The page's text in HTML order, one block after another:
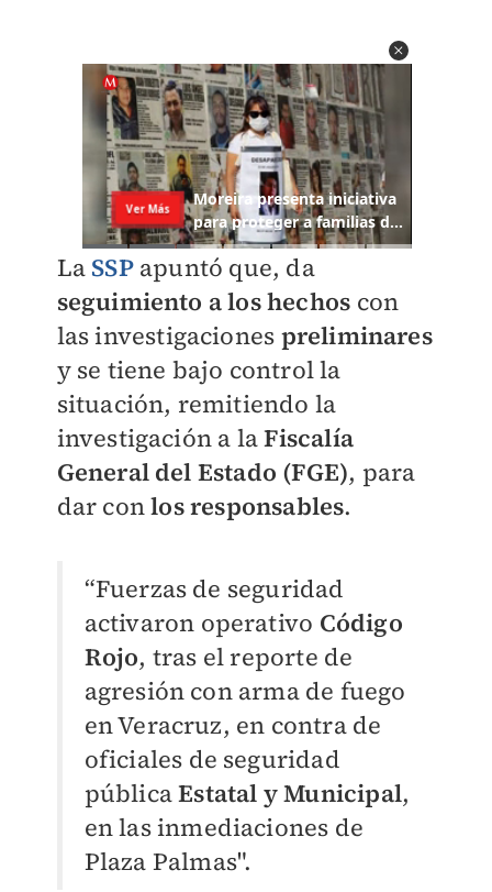
La SSP apuntó que, da
seguimiento a los hechos con
las investigaciones preliminares
y se tiene bajo control la
situación, remitiendo la
investigación a laFiscalía
General del Estado (FGE), para
dar conlos responsables.
“Fuerzas de seguridad
activaron operativo Código
Rojo, tras el reporte de
agresión con arma de fuego
en Veracruz, en contra de
oficiales de seguridad
públicaEstatal y Municipal,
en las inmediaciones de
Plaza Palmas".